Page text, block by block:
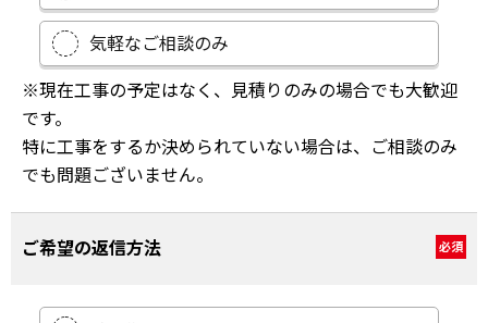
気軽なご相談のみ
※現在工事の予定はなく、見積りのみの場合でも大歓迎
です。
特に工事をするか決められていない場合は、ご相談のみ
でも問題ございません。
ご希望の返信方法 必須